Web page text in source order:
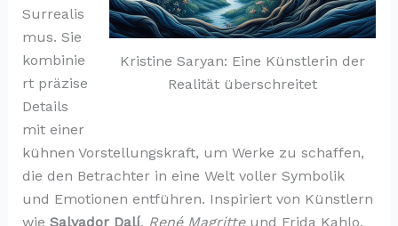
Kristine Saryan: Eine Künstlerin der
Realität überschreitet
Surrealis
mus. Sie
kombinie
rt präzise
Details
mit einer
kühnen Vorstellungskraft, um Werke zu schaffen,
die den Betrachter in eine Welt voller Symbolik
und Emotionen entführen. Inspiriert von Künstlern
wie Salvador Dalí, René Magritteund Frida Kahlo,